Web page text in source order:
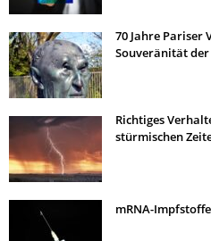
70 Jahre Pariser
Souveränität
Richtiges
stürmischen
mRNA-